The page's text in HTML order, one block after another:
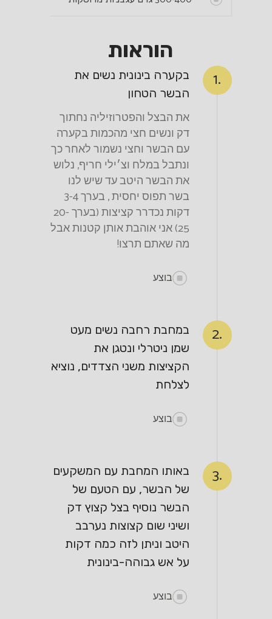
הוראות
1.
בקערה בינונית נשים את
הבשר הטחון
את הבצל והפטרוזיליה נחתוך
דק ונשים חצי מהכמות בקערה
עם הבשר וחצי נשמור לאחר כך
ונתבל במלח וצ׳ילי חריף, נלוש
את הבשר היטב עד שיש לנו
בשר תפוס יחסית , בערך 3-4
דקות נכדרר קציצות (בערך 20-
25) אני אוהבת אותן קטנות אבל
מה שאתם תרצו!
בוצע
2.
במחבת רחבה נשים מעט
שמן ניטרלי ונטגן את
הקציצות משני הצדדים, נוציא
לצלחת
בוצע
3.
באותו המחבת עם המשקעים
של הבשר, עם הטעם של
הבשר נוסיף בצל קצוץ דק
ושיני שום קצוצות נערבב
היטב וניתן לזה כמה דקות
על אש גבוהה-בינונית
בוצע